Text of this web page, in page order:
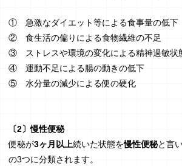
① 急激なダイエット等による食事量の低下
② 食生活の偏りによる食物繊維の不足
③ ストレスや環境の変化による精神過敏状
④ 運動不足による腸の動きの低下
⑤ 水分量の減少による便の硬化
〔2〕慢性便秘
便秘が3ヶ月以上続いた状態を慢性便秘と言
の3つに分類されます。